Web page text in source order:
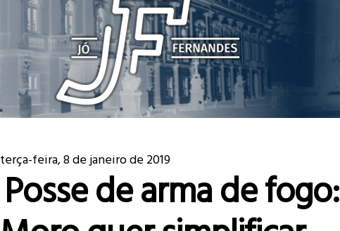
terça-feira, 8 de janeiro de 2019
Posse de arma de fogo: